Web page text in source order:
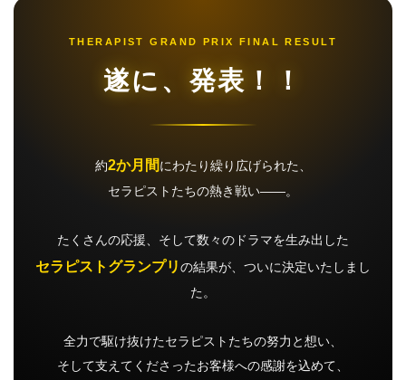
THERAPIST GRAND PRIX FINAL RESULT
遂に、発表！！
約2か月間にわたり繰り広げられた、
セラピストたちの熱き戦い――。
たくさんの応援、そして数々のドラマを生み出した
セラピストグランプリの結果が、ついに決定いたしまし
た。
全力で駆け抜けたセラピストたちの努力と想い、
そして支えてくださったお客様への感謝を込めて、